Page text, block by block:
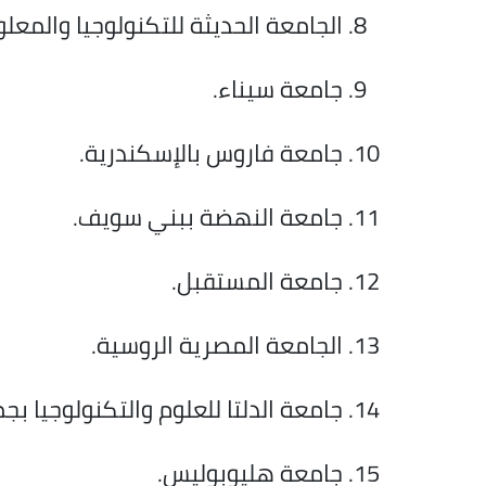
الجامعة الحديثة للتكنولوجيا
جامعة سيناء.
جامعة فاروس بالإسكندرية.
جامعة النهضة ببني سويف.
جامعة المستقبل.
الجامعة المصرية الروسية.
جامعة الدلتا للعلوم والتكنولوجيا
جامعة هليوبوليس.